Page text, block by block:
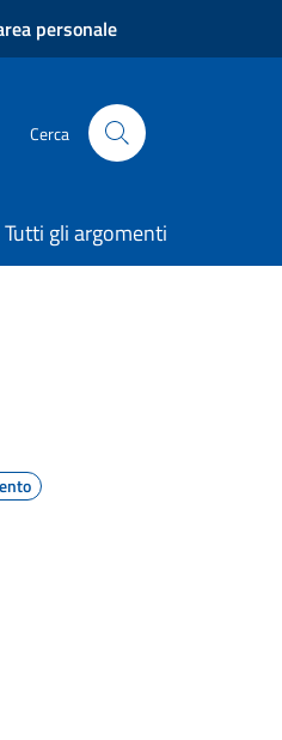
personale
Cerca
Tutti gli argomenti